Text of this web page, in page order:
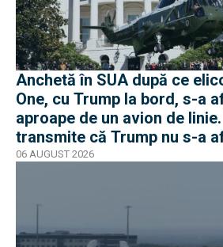
Anchetă în SUA după ce
One, cu Trump la bord, s-a
aproape de un avion de
transmite că Trump nu s-a
moment în pericol
06 AUGUST 2026